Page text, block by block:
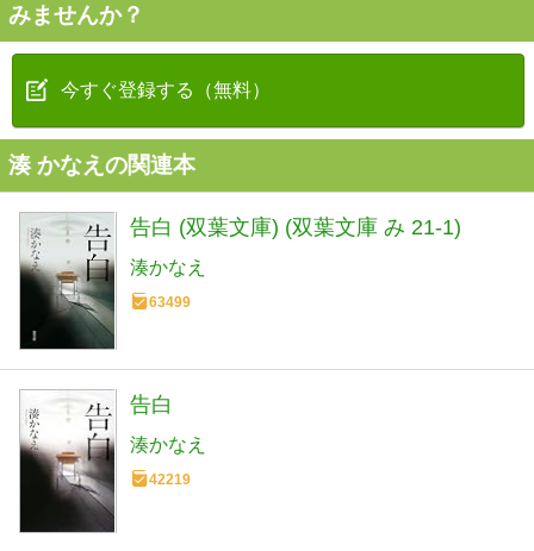
みませんか？
今すぐ登録する（無料）
湊 かなえの関連本
告白 (双葉文庫) (双葉文庫 み 21-1)
湊かなえ
63499
告白
湊かなえ
42219